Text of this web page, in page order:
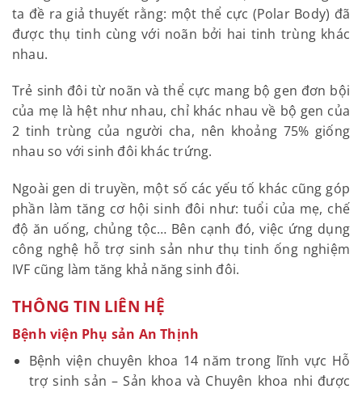
ta đề ra giả thuyết rằng: một thể cực (Polar Body) đã
được thụ tinh cùng với noãn bởi hai tinh trùng khác
nhau.
Trẻ sinh đôi từ noãn và thể cực mang bộ gen đơn bội
của mẹ là hệt như nhau, chỉ khác nhau về bộ gen của
2 tinh trùng của người cha, nên khoảng 75% giống
nhau so với sinh đôi khác trứng.
Ngoài gen di truyền, một số các yếu tố khác cũng góp
phần làm tăng cơ hội sinh đôi như: tuổi của mẹ, chế
độ ăn uống, chủng tộc… Bên cạnh đó, việc ứng dụng
công nghệ hỗ trợ sinh sản như thụ tinh ống nghiệm
IVF cũng làm tăng khả năng sinh đôi.
THÔNG TIN LIÊN HỆ
Bệnh viện Phụ sản An Thịnh
Bệnh viện chuyên khoa 14 năm trong lĩnh vực Hỗ
trợ sinh sản – Sản khoa và Chuyên khoa nhi được